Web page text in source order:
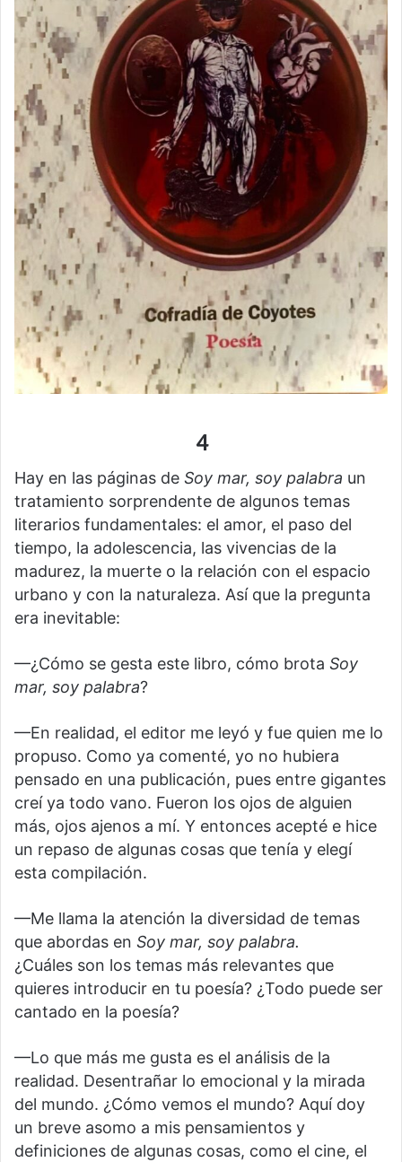
4
Hay en las páginas de Soy mar, soy palabra un
tratamiento sorprendente de algunos temas
literarios fundamentales: el amor, el paso del
tiempo, la adolescencia, las vivencias de la
madurez, la muerte o la relación con el espacio
urbano y con la naturaleza. Así que la pregunta
era inevitable:
—¿Cómo se gesta este libro, cómo brota Soy
mar, soy palabra?
—En realidad, el editor me leyó y fue quien me lo
propuso. Como ya comenté, yo no hubiera
pensado en una publicación, pues entre gigantes
creí ya todo vano. Fueron los ojos de alguien
más, ojos ajenos a mí. Y entonces acepté e hice
un repaso de algunas cosas que tenía y elegí
esta compilación.
—Me llama la atención la diversidad de temas
que abordas en Soy mar, soy palabra.
¿Cuáles son los temas más relevantes que
quieres introducir en tu poesía? ¿Todo puede ser
cantado en la poesía?
—Lo que más me gusta es el análisis de la
realidad. Desentrañar lo emocional y la mirada
del mundo. ¿Cómo vemos el mundo? Aquí doy
un breve asomo a mis pensamientos y
definiciones de algunas cosas, como el cine, el